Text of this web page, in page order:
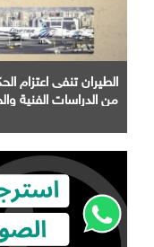
الطيران تنفى اعتزام
من الدراسات الفنية